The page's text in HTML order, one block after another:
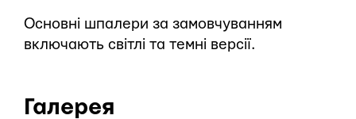
Основні шпалери за замовчуванням
включають світлі та темні версії.
Галерея